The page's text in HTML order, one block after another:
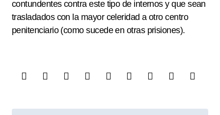
contundentes contra este tipo de internos y que sean
trasladados con la mayor celeridad a otro centro
penitenciario (como sucede en otras prisiones).